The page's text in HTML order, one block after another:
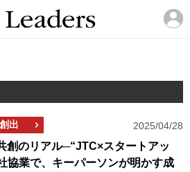
出 2025/04/28
創のリアル─“JTC×スタートアッ
協業で、キーパーソンが明かす成